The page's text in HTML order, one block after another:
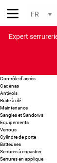
Expert
Contrôle d'accès
Cadenas
Antivols
Boite à clé
Maintenance
Sangles et Sandows
Equipements
Verrous
Cylindre de porte
Batteuses
Serrures à encastrer
Serrures en applique